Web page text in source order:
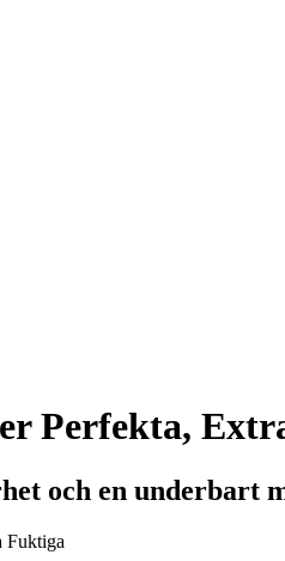
Perfekta,
och en underbart
Fuktiga